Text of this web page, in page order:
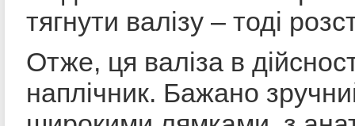
тягнути валізу – тоді
Отже, ця валіза в
наплічник. Бажано